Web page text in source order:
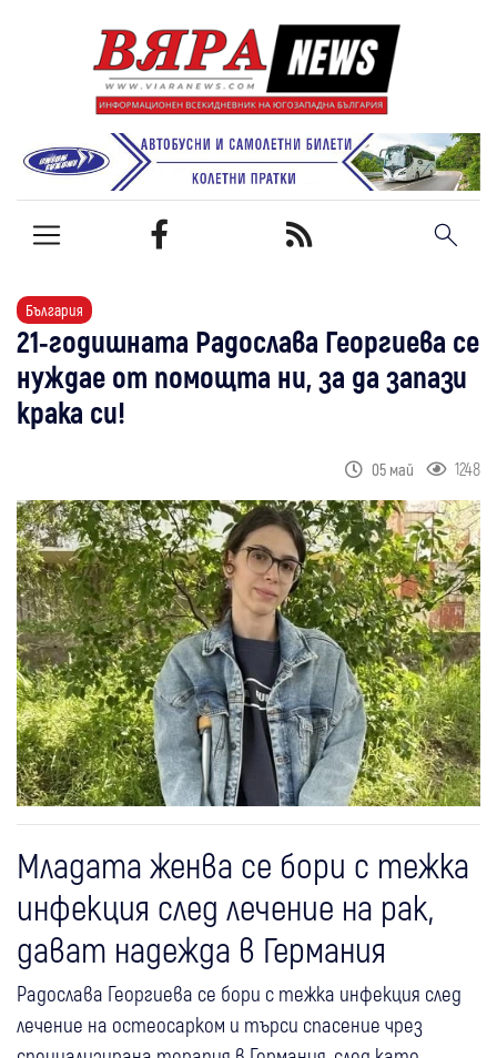
България
21-годишната Радослава Георгиева се
нуждае от помощта ни, за да запази
крака си!
05 май 1248
Младата женва се бори с тежка
инфекция след лечение на рак,
дават надежда в Германия
Радослава Георгиева се бори с тежка инфекция след
лечение на остеосарком и търси спасение чрез